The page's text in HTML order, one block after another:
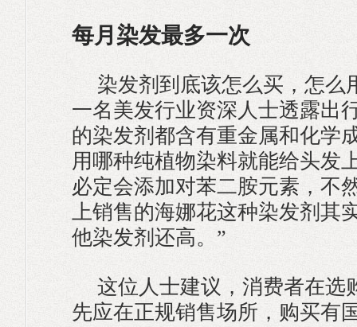
每月染发最多一次
染发剂到底该怎么买，怎么
一名美发行业资深人士透露
的染发剂都含有重金属和化学
用哪种纯植物染料就能给头发
必定会添加对苯二胺元素，不
上销售的海娜花这种染发剂其
他染发剂还高。”
这位人士建议，消费者在选
先应在正规销售场所，购买有